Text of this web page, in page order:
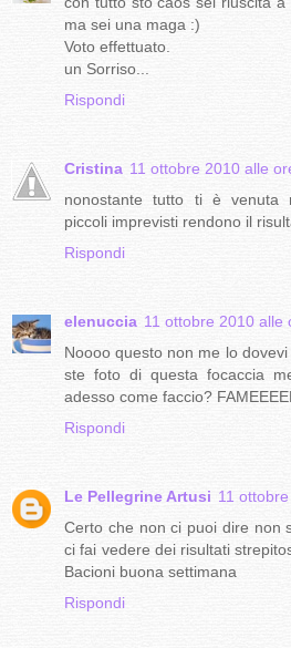
ma sei una maga :)
Voto effettuato.
un Sorriso...
Rispondi
Cristina 11 ottobre 2010 alle
nonostante tutto ti è venuta
piccoli imprevisti rendono il
Rispondi
elenuccia 11 ottobre 2010 alle
Noooo questo non me lo
ste foto di questa focaccia
adesso come faccio?
Rispondi
Le Pellegrine Artusi 11
Certo che non ci puoi dire non
ci fai vedere dei risultati
Bacioni buona settimana
Rispondi